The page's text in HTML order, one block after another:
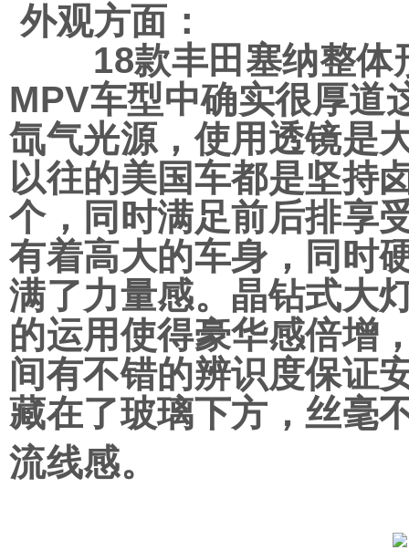
外观方面：
18款丰田塞纳整体
MPV车型中确实很厚道
氙气光源，使用透镜是
以往的美国车都是坚持
个，同时满足前后排享
有着高大的车身，同时
满了力量感。晶钻式大
的运用使得豪华感倍增
间有不错的辨识度保证
藏在了玻璃下方，丝毫
流线感。